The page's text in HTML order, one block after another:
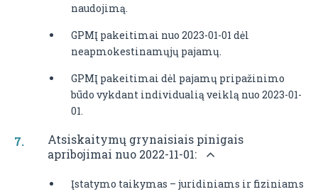
naudojimą.
GPMĮ pakeitimai nuo 2023-01-01 dėl
neapmokestinamųjų pajamų.
GPMĮ pakeitimai dėl pajamų pripažinimo
būdo vykdant individualią veiklą nuo 2023-01-
01.
Atsiskaitymų grynaisiais pinigais
apribojimai nuo 2022-11-01:
Įstatymo taikymas – juridiniams ir fiziniams